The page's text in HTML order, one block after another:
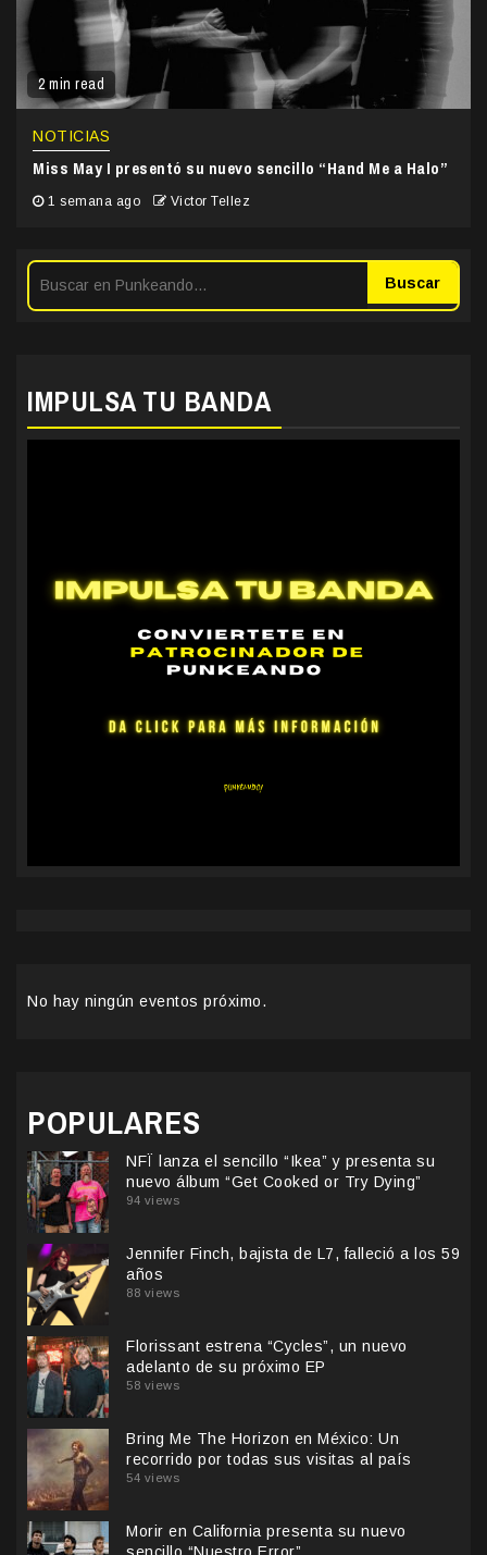
2 min read
NOTICIAS
Miss May I presentó su nuevo sencillo “Hand Me a Halo”
1 semana ago Victor Tellez
Buscar
IMPULSA TU BANDA
No hay ningún eventos próximo.
POPULARES
NFÏ lanza el sencillo “Ikea” y presenta su
nuevo álbum “Get Cooked or Try Dying”
94 views
Jennifer Finch, bajista de L7, falleció a los 59
años
88 views
Florissant estrena “Cycles”, un nuevo
adelanto de su próximo EP
58 views
Bring Me The Horizon en México: Un
recorrido por todas sus visitas al país
54 views
Morir en California presenta su nuevo
sencillo “Nuestro Error”